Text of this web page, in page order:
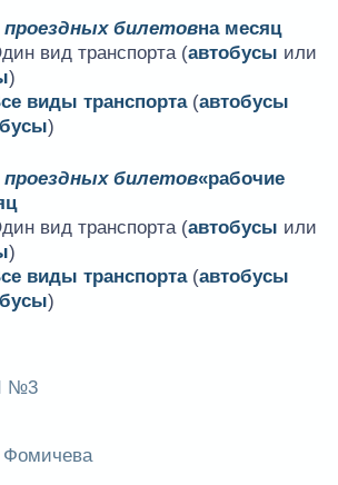
билетовна месяц
вид транспорта (автобусы или
)
виды транспорта(автобусы
)
билетов«рабочие
вид транспорта (автобусы или
)
виды транспорта(автобусы
)
№3
Фомичева